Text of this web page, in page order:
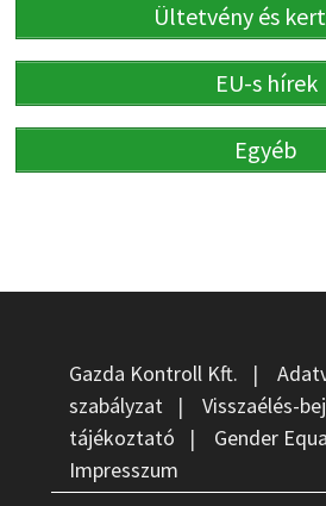
Ültetvény és
EU-s hírek
Egyéb
Gazda Kontroll Kft. |
szabályzat| Visszaélés-
tájékoztató | Gender
Impresszum